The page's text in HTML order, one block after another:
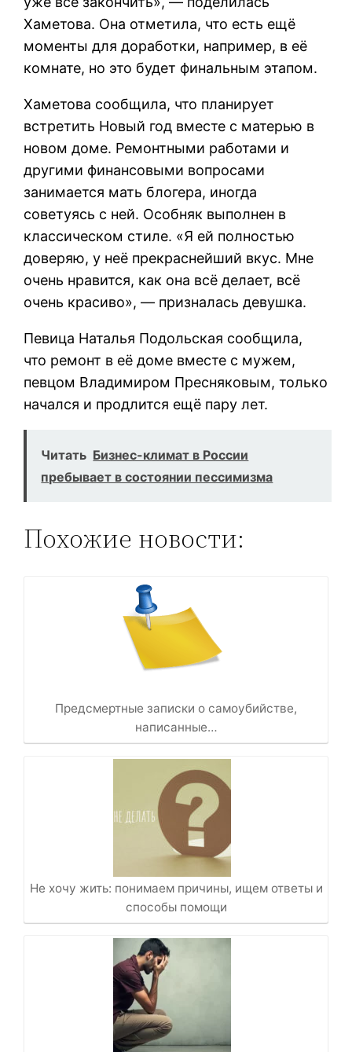
Хаметова. Она отметила, что есть ещё
моменты для доработки, например, в её
комнате, но это будет финальным этапом.
Хаметова сообщила, что планирует
встретить Новый год вместе с матерью в
новом доме. Ремонтными работами и
другими финансовыми вопросами
занимается мать блогера, иногда
советуясь с ней. Особняк выполнен в
классическом стиле. «Я ей полностью
доверяю, у неё прекраснейший вкус. Мне
очень нравится, как она всё делает, всё
очень красиво», — призналась девушка.
Певица Наталья Подольская сообщила,
что ремонт в её доме вместе с мужем,
певцом Владимиром Пресняковым, только
начался и продлится ещё пару лет.
Читать Бизнес-климат в России
пребывает в состоянии пессимизма
Похожие новости:
Предсмертные записки о самоубийстве,
написанные…
Не хочу жить: понимаем причины, ищем ответы и
способы помощи